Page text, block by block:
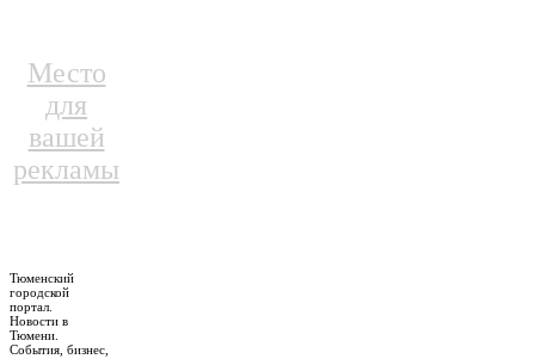
Место
для
вашей
рекламы
Тюменский
городской
портал.
Новости в
Тюмени.
События, бизнес,